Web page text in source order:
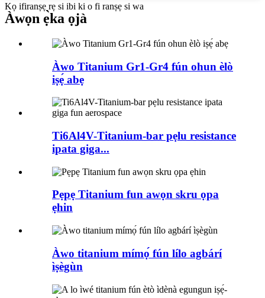
Kọ ifiranṣẹ rẹ si ibi ki o fi ranṣẹ si wa
Àwọn ẹ̀ka ọjà
Àwo Titanium Gr1-Gr4 fún ohun èlò
iṣẹ́ abẹ
Ti6Al4V-Titanium-bar pẹlu resistance
ipata giga...
Pẹpẹ Titanium fun awọn skru ọpa
ẹhin
Àwo titanium mímọ́ fún lílo agbárí
ìṣègùn